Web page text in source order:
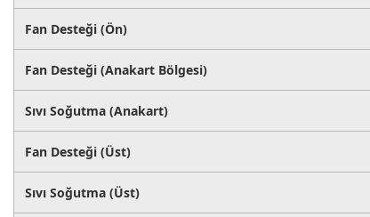
Fan Desteği (Ön)
Fan Desteği (Anakart Bölgesi)
Sıvı Soğutma (Anakart)
Fan Desteği (Üst)
Sıvı Soğutma (Üst)